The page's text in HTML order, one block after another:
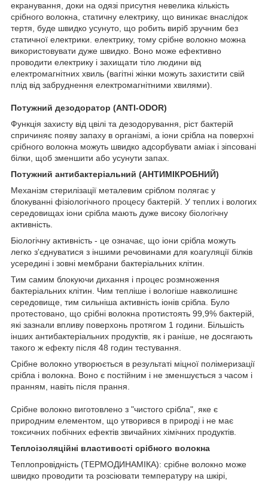
екранування, доки на одязі присутня невелика кількість
срібного волокна, статичну електрику, що виникає внаслідок
тертя, буде швидко усунуто, що робить виріб зручним без
статичної електрики. електрику, тому срібне волокно можна
використовувати дуже швидко. Воно може ефективно
проводити електрику і захищати тіло людини від
електромагнітних хвиль (вагітні жінки можуть захистити свій
плід від забруднення електромагнітними хвилями).
Потужний дезодоратор (ANTI-ODOR)
Функція захисту від цвілі та дезодорування, ріст бактерій
спричиняє появу запаху в організмі, а іони срібла на поверхні
срібного волокна можуть швидко адсорбувати аміак і зіпсовані
білки, щоб зменшити або усунути запах.
Потужний антибактеріальний (АНТИМІКРОБНИЙ)
Механізм стерилізації металевим сріблом полягає у
блокуванні фізіологічного процесу бактерій. У теплих і вологих
середовищах іони срібла мають дуже високу біологічну
активність.
Біологічну активність - це означає, що іони срібла можуть
легко з'єднуватися з іншими речовинами для коагуляції білків
усередині і зовні мембрани бактеріальних клітин.
Тим самим блокуючи дихання і процес розмноження
бактеріальних клітин. Чим тепліше і вологіше навколишнє
середовище, тим сильніша активність іонів срібла. Було
протестовано, що срібні волокна протистоять 99,9% бактерій,
які зазнали впливу поверхонь протягом 1 години. Більшість
інших антибактеріальних продуктів, як і раніше, не досягають
такого ж ефекту після 48 годин тестування.
Срібне волокно утворюється в результаті міцної полімеризації
срібла і волокна. Воно є постійним і не зменшується з часом і
пранням, навіть після прання.
Срібне волокно виготовлено з "чистого срібла", яке є
природним елементом, що утворився в природі і не має
токсичних побічних ефектів звичайних хімічних продуктів.
Теплоізоляційні властивості срібного волокна
Теплопровідність (ТЕРМОДИНАМІКА): срібне волокно може
швидко проводити та розсіювати температуру на шкірі,